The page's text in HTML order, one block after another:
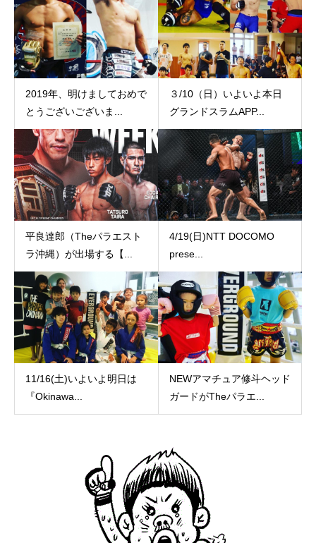
2019年、明けましておめで
とうございございま...
３/10（日）いよいよ本日
グランドスラムAPP...
平良達郎（Theパラエスト
ラ沖縄）が出場する【...
4/19(日)NTT DOCOMO
prese...
11/16(土)いよいよ明日は
『Okinawa...
NEWアマチュア修斗ヘッド
ガードがTheパラエ...